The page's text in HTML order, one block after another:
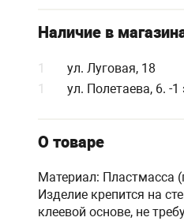
Наличие в
1
ул. Луговая, 18
1
ул. Полетаева, 6. -
О товаре
Материал: Пластмасса
Изделие крепится на
клеевой основе, не